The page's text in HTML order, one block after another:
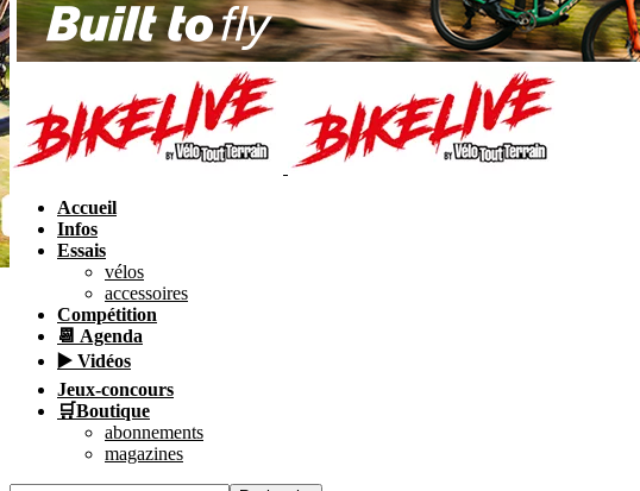
Accueil
Infos
Essais
vélos
accessoires
Compétition
📆 Agenda
▶️ Vidéos
Jeux-concours
🛒Boutique
abonnements
magazines